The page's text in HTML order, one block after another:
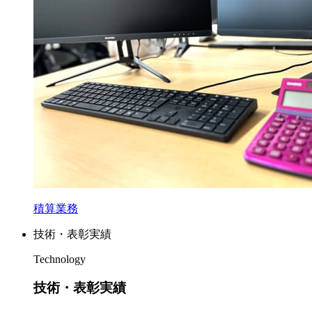
積算業務
技術・表彰実績
Technology
技術・表彰実績